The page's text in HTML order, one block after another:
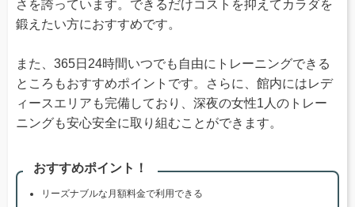
さを誇っています。できるだけコストを抑えてカラダを
鍛えたい方におすすめです。
また、365日24時間いつでも自由にトレーニングできる
ところもおすすめポイントです。さらに、館内にはレデ
ィースエリアも完備しており、深夜の女性1人のトレー
ニングも安心安全に取り組むことができます。
おすすめポイント！
リーズナブルな月額料金で利用できる